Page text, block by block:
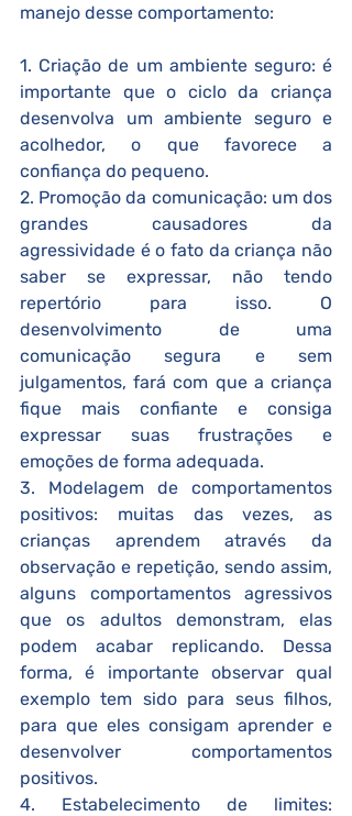
manejo desse comportamento:
1. Criação de um ambiente seguro: é
importante que o ciclo da criança
desenvolva um ambiente seguro e
acolhedor, o que favorece a
confiança do pequeno.
2. Promoção da comunicação: um dos
grandes causadores da
agressividade é o fato da criança não
saber se expressar, não tendo
repertório para isso. O
desenvolvimento de uma
comunicação segura e sem
julgamentos, fará com que a criança
fique mais confiante e consiga
expressar suas frustrações e
emoções de forma adequada.
3. Modelagem de comportamentos
positivos: muitas das vezes, as
crianças aprendem através da
observação e repetição, sendo assim,
alguns comportamentos agressivos
que os adultos demonstram, elas
podem acabar replicando. Dessa
forma, é importante observar qual
exemplo tem sido para seus filhos,
para que eles consigam aprender e
desenvolver comportamentos
positivos.
4. Estabelecimento de limites: